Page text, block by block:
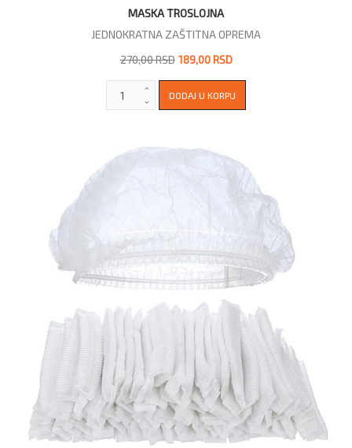
MASKA TROSLOJNA
JEDNOKRATNA ZAŠTITNA OPREMA
270,00 RSD 189,00 RSD